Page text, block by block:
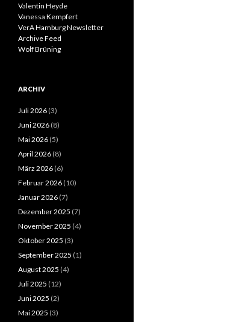
Valentin Heyde
Vanessa Kempfert
VerA Hamburg Newsletter
Archive Feed
Wolf Brüning
ARCHIV
Juli 2026 (3)
Juni 2026 (8)
Mai 2026 (5)
April 2026 (8)
März 2026 (6)
Februar 2026 (10)
Januar 2026 (7)
Dezember 2025 (7)
November 2025 (4)
Oktober 2025 (3)
September 2025 (1)
August 2025 (4)
Juli 2025 (12)
Juni 2025 (2)
Mai 2025 (3)